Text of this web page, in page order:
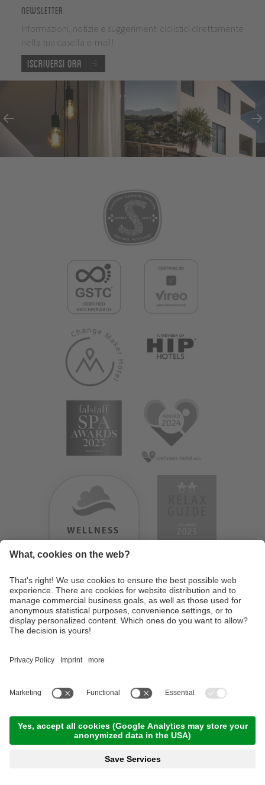
Newsletter
Informazioni, notizie e suggerimenti ciclistici direttamente
nella tua casella e-mail!
Iscriversi ora
WELLNESS
9.18 / 10
©2026Design Hotel Tyrol. Part. IVA IT01350720213
. CIN: IT021062A1BGQJ2W4U
Informativa privacy .Impostazione cookie
IT DE En